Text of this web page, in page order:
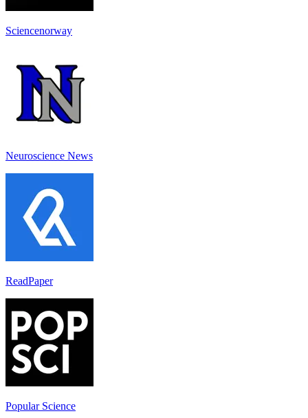
Sciencenorway
Neuroscience News
ReadPaper
Popular Science